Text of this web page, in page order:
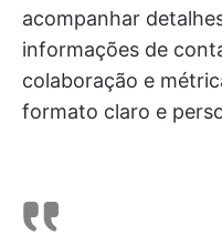
acompanhar
informações de
colaboração e
formato claro e